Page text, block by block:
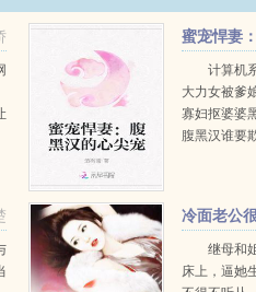
蜜宠悍妻
心尖宠计算机
大力女被爹
寡妇抠婆婆
腹黑汉谁要
石，赶快求...
冷面老公
继母和
床上，逼她